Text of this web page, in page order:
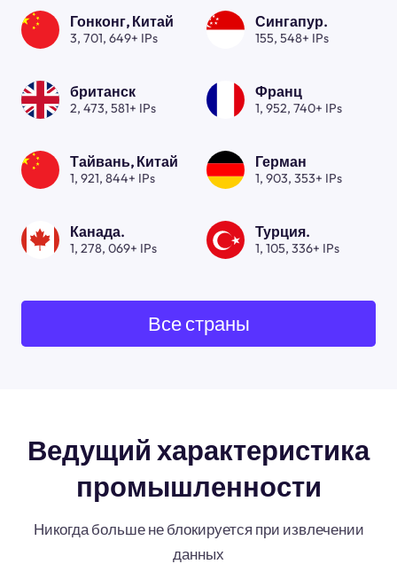
Гонконг, Китай
3, 701, 649+ IPs
Сингапур.
155, 548+ IPs
британск
2, 473, 581+ IPs
Франц
1, 952, 740+ IPs
Тайвань, Китай
1, 921, 844+ IPs
Герман
1, 903, 353+ IPs
Канада.
1, 278, 069+ IPs
Турция.
1, 105, 336+ IPs
Все страны
Ведущий характеристика
промышленности
Никогда больше не блокируется при извлечении
данных